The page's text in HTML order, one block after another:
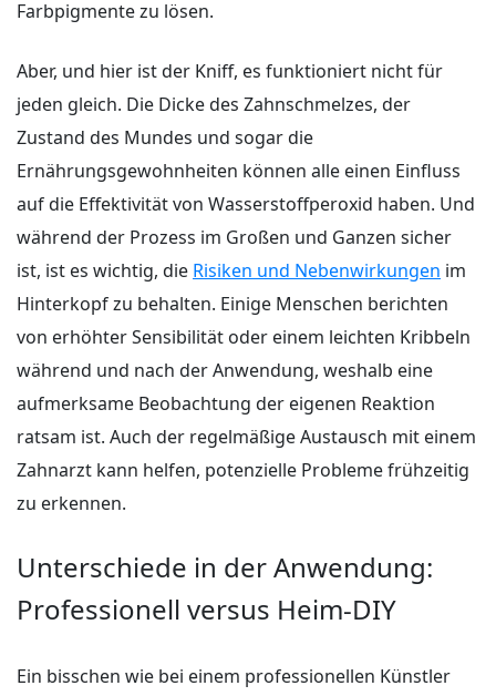
Farbpigmente zu lösen.
Aber, und hier ist der Kniff, es funktioniert nicht für
jeden gleich. Die Dicke des Zahnschmelzes, der
Zustand des Mundes und sogar die
Ernährungsgewohnheiten können alle einen Einfluss
auf die Effektivität von Wasserstoffperoxid haben. Und
während der Prozess im Großen und Ganzen sicher
ist, ist es wichtig, die Risiken und Nebenwirkungen im
Hinterkopf zu behalten. Einige Menschen berichten
von erhöhter Sensibilität oder einem leichten Kribbeln
während und nach der Anwendung, weshalb eine
aufmerksame Beobachtung der eigenen Reaktion
ratsam ist. Auch der regelmäßige Austausch mit einem
Zahnarzt kann helfen, potenzielle Probleme frühzeitig
zu erkennen.
Unterschiede in der Anwendung:
Professionell versus Heim-DIY
Ein bisschen wie bei einem professionellen Künstler